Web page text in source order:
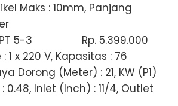
Maks : 10mm, Panjang
5-3
Rp. 5.399.000
1 x 220 V, Kapasitas : 76
Dorong (Meter) : 21, KW (P1)
: 0.48, Inlet (Inch) : 11/4, Outlet